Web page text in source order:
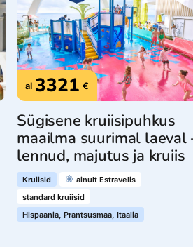
al 3321 €
Sügisene kruiisipuhkus
maailma suurimal laeval
lennud, majutus ja kruiis
Kruiisid
ainult Estravelis
standard kruiisid
Hispaania, Prantsusmaa, Itaalia